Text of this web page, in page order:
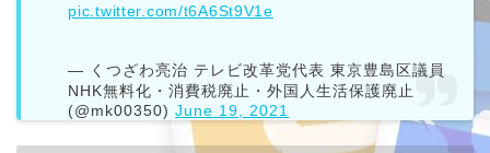
pic.twitter.com/t6A6St9V1e
— くつざわ亮治 テレビ改革党代表 東京豊島区議員
NHK無料化・消費税廃止・外国人生活保護廃止
(@mk00350)June 19, 2021